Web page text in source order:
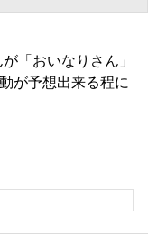
「おいなりさん」
が予想出来る程に